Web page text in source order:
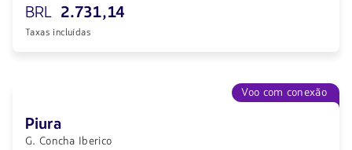
BRL 2.731,14
Taxas incluídas
Voo com conexão
Piura
G. Concha Iberico